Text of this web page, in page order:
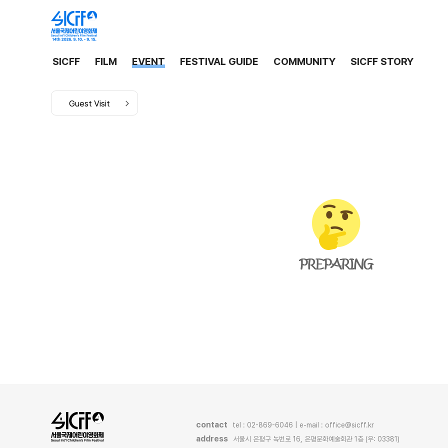
SICFF FILM EVENT FESTIVAL GUIDE COMMUNITY SICFF STORY
Guest Visit
contact tel : 02-869-6046 | e-mail : office@sicff.kr
address 서울시 은평구 녹번로 16, 은평문화예술회관 1층 (우: 03381)